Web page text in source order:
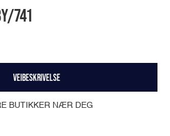
741
VEIBESKRIVELSE
BUTIKKER NÆR DEG